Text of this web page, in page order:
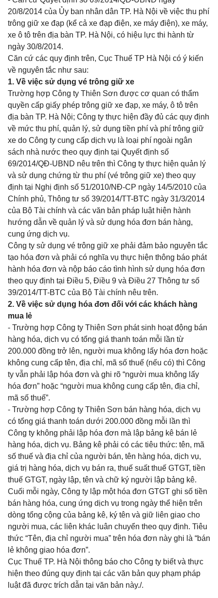
20/8/2014 của Ủy ban nhân dân TP. Hà Nội về việc thu phí
trông giữ xe đạp (kể cả xe đạp điện, xe máy điện), xe máy,
xe ô tô trên địa bàn TP. Hà Nội, có hiệu lực thi hành từ
ngày 30/8/2014.
Căn cứ các quy định trên, Cục Thuế TP Hà Nội có ý kiến
về nguyên tắc như sau:
1. Về việc sử dụng vé trông giữ xe
Trường hợp Công ty Thiên Sơn được cơ quan có thẩm
quyền cấp giấy phép trông giữ xe đạp, xe máy, ô tô trên
địa bàn TP. Hà Nội; Công ty thực hiện đầy đủ các quy định
về mức thu phí, quản lý, sử dụng tiền phí và phí trông giữ
xe do Công ty cung cấp dịch vụ là loại phí ngoài ngân
sách nhà nước theo quy định tại Quyết định số
69/2014/QĐ-UBND nêu trên thì Công ty thực hiện quản lý
và sử dụng chứng từ thu phí (vé trông giữ xe) theo quy
định tại Nghị định số 51/2010/NĐ-CP ngày 14/5/2010 của
Chính phủ, Thông tư số 39/2014/TT-BTC ngày 31/3/2014
của Bộ Tài chính và các văn bản pháp luật hiện hành
hướng dẫn về quản lý và sử dụng hóa đơn bán hàng,
cung ứng dịch vụ.
Công ty sử dụng vé trông giữ xe phải đảm bảo nguyên tắc
tạo hóa đơn và phải có nghĩa vụ thực hiện thông báo phát
hành hóa đơn và nộp báo cáo tình hình sử dụng hóa đơn
theo quy định tại Điều 5, Điều 9 và Điều 27 Thông tư số
39/2014/TT-BTC của Bộ Tài chính nêu trên.
2. Về việc sử d ụng hóa đơn đối với các khách hàng
mua lẻ
- Trường hợp Công ty Thiên Sơn phát sinh hoạt động bán
hàng hóa, dịch vụ có tổng giá thanh toán mỗi lần từ
200.000 đồng trở lên, người mua không lấy hóa đơn hoặc
không cung cấp tên, địa chỉ, mã số thuế (nếu có) thì Công
ty vẫn phải lập hóa đơn và ghi rõ “người mua không lấy
hóa đơn” hoặc “người mua không cung cấp tên, địa chỉ,
mã số thuế”.
- Trường hợp Công ty Thiên Sơn bán hàng hóa, dịch vụ
có tổng giá thanh toán dưới 200.000 đồng mỗi l ần thì
Công ty không phải lập hóa đơn mà lập bảng kê bán lẻ
hàng hóa, dịch vụ. Bảng kê phải có các tiêu thức: tên, mã
số thuế và địa chỉ của người bán, tên hàng hóa, dịch vụ,
giá trị hàng hóa, dịch vụ bán ra, thuế suất thuế GTGT, tiền
thuế GTGT, ngày lập, tên và chữ ký người lập bảng kê.
Cuối mỗi ngày, Công ty lập một hóa đơn GTGT ghi số tiền
bán hàng hóa, cung ứng dịch vụ trong ngày thể hiện trên
dòng tổng cộng của bảng kê, ký tên và giữ liên giao cho
người mua, các liên khác luân chuyển theo quy định. Tiêu
thức “Tên, địa chỉ người mua” trên hóa đơn này ghi là “bán
lẻ không giao hóa đơn”.
Cục Thuế TP. Hà Nội thông báo cho Công ty biết và thực
hiện theo đúng quy định tại các văn bản quy phạm pháp
luật đã được trích dẫn tại văn bản này./.